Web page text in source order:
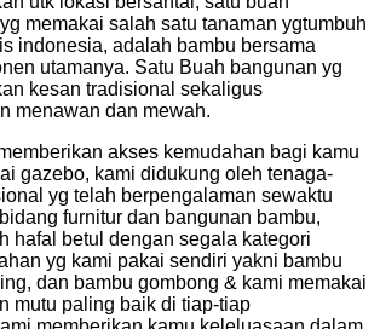
yg memakai salah satu tanaman ygtumbuh
indonesia, adalah bambu bersama
utamanya. Satu Buah bangunan yg
kesan tradisional sekaligus
menawan dan mewah.
akses kemudahan bagi kamu
gazebo, kami didukung oleh tenaga-
yg telah berpengalaman sewaktu
furnitur dan bangunan bambu,
hafal betul dengan segala kategori
yg kami pakai sendiri yakni bambu
dan bambu gombong & kami memakai
mutu paling baik di tiap-tiap